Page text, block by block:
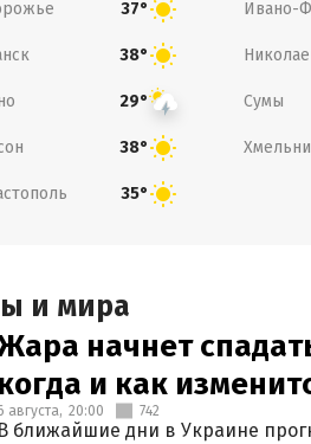
37° Ивано-
38°
29° Сумы
38°
35°
и мира
начнет
когда и как
августа, 20:00 742
В ближайшие дни в Украине